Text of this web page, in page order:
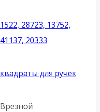
1522, 28723, 13752,
41137, 20333
квадраты для ручек
Врезной